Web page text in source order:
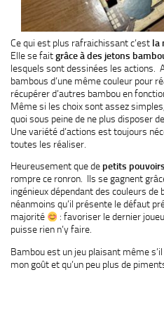
Ce qui est plus rafraichissant c’est la
Elle se faitgrâce à des jetons
lesquels sont dessinées les actions.
bambous d’une même couleur pour
récupérer d’autres bambou en
Même si les choix sont assez
quoi sous peine de ne plus disposer
Une variété d’actions est toujours
toutes les réaliser.
Heureusement que de petits
rompre ce ronron. Ils se gagnent
ingénieux dépendant des couleurs
néanmoins qu’il présente le défaut
majorité
: favoriser le dernier
puisse rien n’y faire.
Bambou est un jeu plaisant même
mon goût et qu’un peu plus de